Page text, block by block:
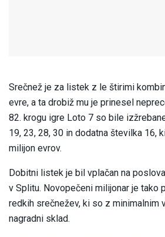
Srečnež je za listek z le štirimi
evre, a ta drobiž mu je prinesel
82. krogu igre Loto 7 so bile
19, 23, 28, 30 in dodatna številka 16,
milijon evrov.
Dobitni listek je bil vplačan na
v Splitu. Novopečeni milijonar je tako
redkih srečnežev, ki so z minimalnim
nagradni sklad.